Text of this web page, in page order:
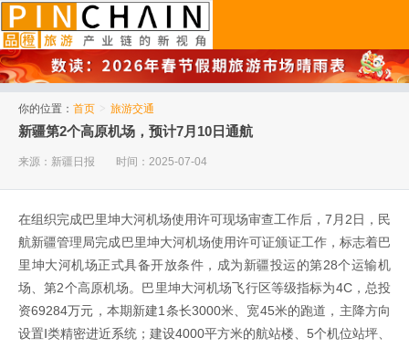
你的位置： 首页 > 旅游交通
新疆第2个高原机场，预计7月10日通航
来源：新疆日报 时间：2025-07-04
在组织完成巴里坤大河机场使用许可现场审查工作后，7月2日，民
航新疆管理局完成巴里坤大河机场使用许可证颁证工作，标志着巴
里坤大河机场正式具备开放条件，成为新疆投运的第28个运输机
场、第2个高原机场。巴里坤大河机场飞行区等级指标为4C，总投
资69284万元，本期新建1条长3000米、宽45米的跑道，主降方向
设置Ⅰ类精密进近系统；建设4000平方米的航站楼、5个机位站坪、